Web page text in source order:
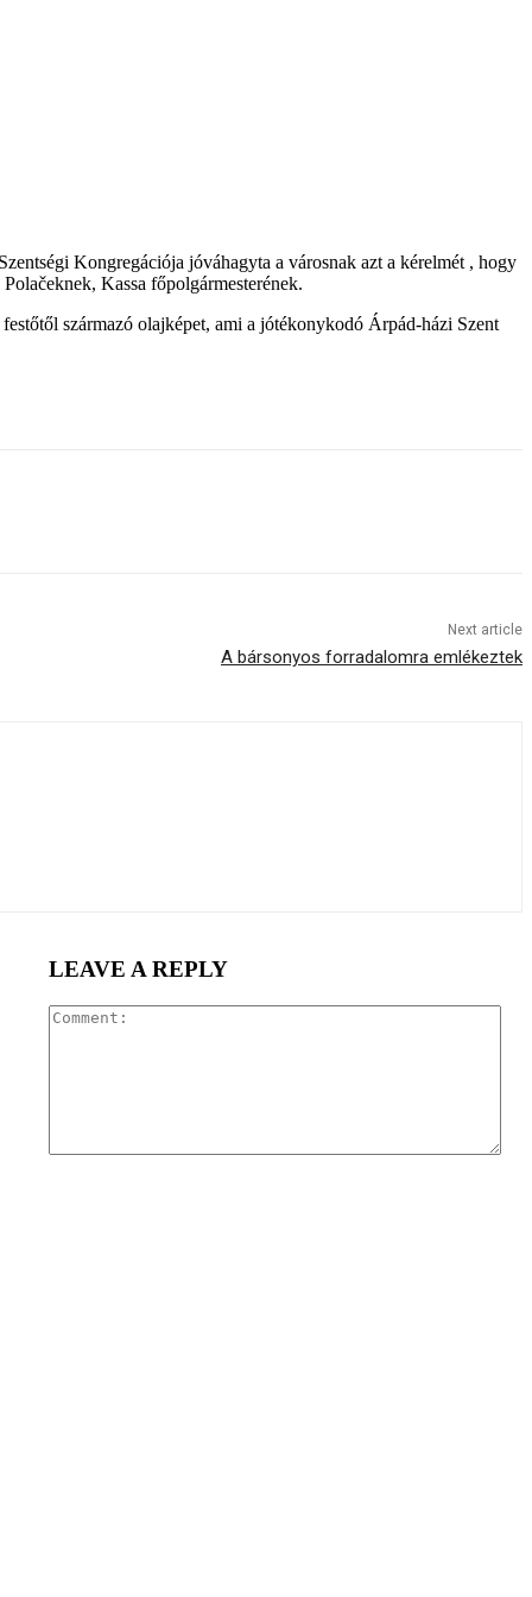
Kongregációja jóváhagyta a városnak azt a kérelmét , hogy
Kassa főpolgármesterének.
származó olajképet, ami a jótékonykodó Árpád-házi Szent
Next article
A bársonyos forradalomra emlékeztek
LEAVE A REPLY